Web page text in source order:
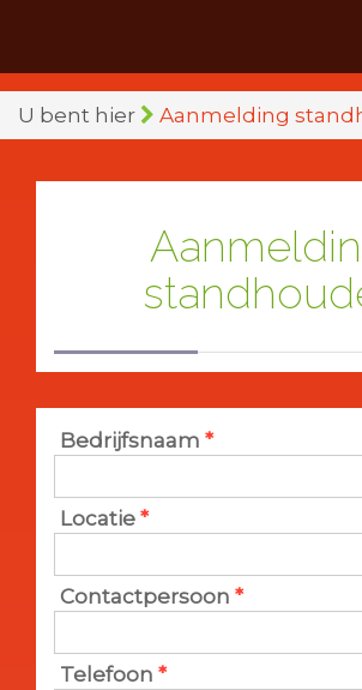
U bent hier Aanmelding
Bedrijfsnaam *
Locatie *
Contactpersoon *
Telefoon *